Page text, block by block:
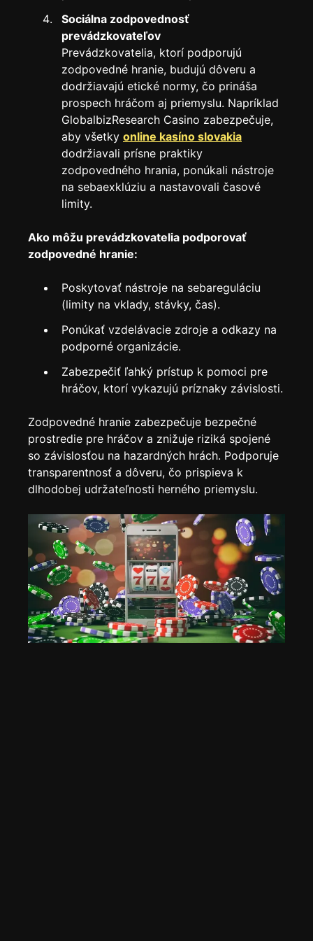
Sociálna zodpovednosť
prevádzkovateľov
Prevádzkovatelia, ktorí podporujú
zodpovedné hranie, budujú dôveru a
dodržiavajú etické normy, čo prináša
prospech hráčom aj priemyslu. Napríklad
GlobalbizResearch Casino zabezpečuje,
aby všetky online kasíno slovakia
dodržiavali prísne praktiky
zodpovedného hrania, ponúkali nástroje
na sebaexklúziu a nastavovali časové
limity.
Ako môžu prevádzkovatelia podporovať
zodpovedné hranie:
Poskytovať nástroje na sebareguláciu
(limity na vklady, stávky, čas).
Ponúkať vzdelávacie zdroje a odkazy na
podporné organizácie.
Zabezpečiť ľahký prístup k pomoci pre
hráčov, ktorí vykazujú príznaky závislosti.
Zodpovedné hranie zabezpečuje bezpečné
prostredie pre hráčov a znižuje riziká spojené
so závislosťou na hazardných hrách. Podporuje
transparentnosť a dôveru, čo prispieva k
dlhodobej udržateľnosti herného priemyslu.